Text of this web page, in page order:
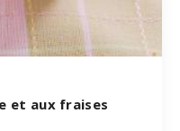
et aux fraises